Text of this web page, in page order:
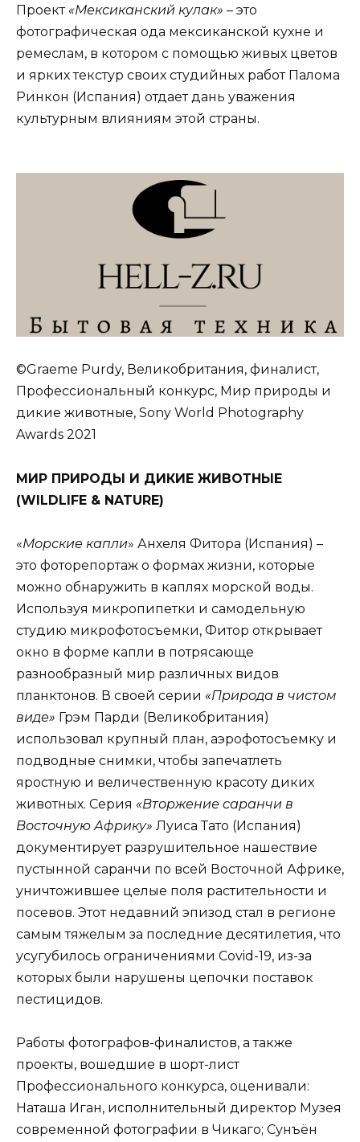
Проект «Мексиканский кулак» – это
фотографическая ода мексиканской кухне и
ремеслам, в котором с помощью живых цветов
и ярких текстур своих студийных работ Палома
Ринкон (Испания) отдает дань уважения
культурным влияниям этой страны.
©Graeme Purdy, Великобритания, финалист,
Профессиональный конкурс, Мир природы и
дикие животные, Sony World Photography
Awards 2021
МИР ПРИРОДЫ И ДИКИЕ ЖИВОТНЫЕ
(WILDLIFE & NATURE)
«Морские капли» Анхеля Фитора (Испания) –
это фоторепортаж о формах жизни, которые
можно обнаружить в каплях морской воды.
Используя микропипетки и самодельную
студию микрофотосъемки, Фитор открывает
окно в форме капли в потрясающе
разнообразный мир различных видов
планктонов. В своей серии «Природа в чистом
виде» Грэм Парди (Великобритания)
использовал крупный план, аэрофотосъемку и
подводные снимки, чтобы запечатлеть
яростную и величественную красоту диких
животных. Серия «Вторжение саранчи в
Восточную Африку» Луиса Тато (Испания)
документирует разрушительное нашествие
пустынной саранчи по всей Восточной Африке,
уничтожившее целые поля растительности и
посевов. Этот недавний эпизод стал в регионе
самым тяжелым за последние десятилетия, что
усугубилось ограничениями Covid-19, из-за
которых были нарушены цепочки поставок
пестицидов.
Работы фотографов-финалистов, а также
проекты, вошедшие в шорт-лист
Профессионального конкурса, оценивали:
Наташа Иган, исполнительный директор Музея
современной фотографии в Чикаго; Сунъён